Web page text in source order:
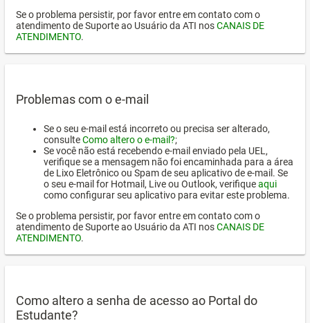
Se o problema persistir, por favor entre em contato com o
atendimento de Suporte ao Usuário da ATI nosCANAIS DE
ATENDIMENTO.
Problemas com o e-mail
Se o seu e-mail está incorreto ou precisa ser alterado,
consulteComo altero o e-mail?;
Se você não está recebendo e-mail enviado pela UEL,
verifique se a mensagem não foi encaminhada para a área
de Lixo Eletrônico ou Spam de seu aplicativo de e-mail. Se
o seu e-mail for Hotmail, Live ou Outlook, verifiqueaqui
como configurar seu aplicativo para evitar este problema.
Se o problema persistir, por favor entre em contato com o
atendimento de Suporte ao Usuário da ATI nosCANAIS DE
ATENDIMENTO.
Como altero a senha de acesso ao Portal do
Estudante?